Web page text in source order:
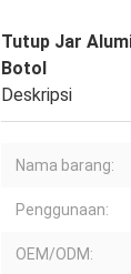
Tutup Jar
Botol
Deskripsi
Nama barang:
Penggunaan:
OEM/ODM: